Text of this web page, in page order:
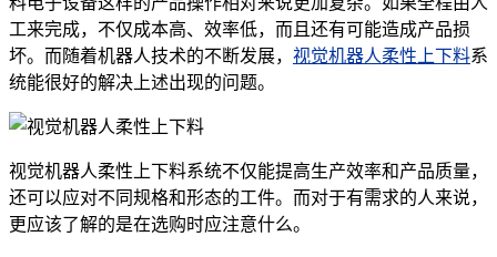
工来完成，不仅成本高、效率低，而且还有可能造成产品损
坏。而随着机器人技术的不断发展， 视觉机器人柔性上下料系
统能很好的解决上述出现的问题。
视觉机器人柔性上下料系统不仅能提高生产效率和产品质量，
还可以应对不同规格和形态的工件。而对于有需求的人来说，
更应该了解的是在选购时应注意什么。